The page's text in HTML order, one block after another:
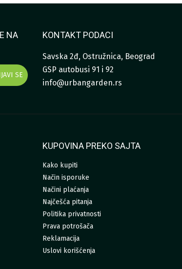
NA
KONTAKT PODACI
Savska 2đ, Ostružnica, Beograd
GSP autobusi 91 i 92
info@urbangarden.rs
KUPOVINA PREKO SAJTA
Kako kupiti
Način isporuke
Načini plaćanja
Najčešća pitanja
Politika privatnosti
Prava potrošača
Reklamacija
Uslovi korišćenja